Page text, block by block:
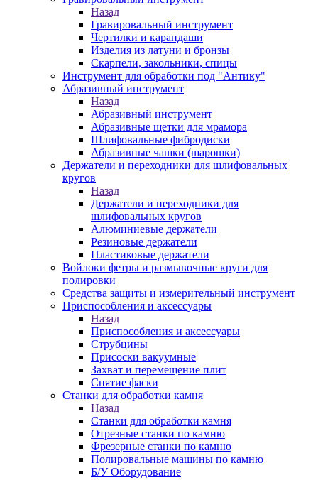
Назад
Гравировальный инструмент
Чертилки и карандаши
Изделия из латуни и бронзы
Скарпели, закольники, спицы
Инструмент для обработки под "Антику"
Абразивный инструмент
Назад
Абразивный инструмент
Абразивные щетки для мрамора
Шлифовальные фибродиски
Абразивные чашки (шарошки)
Держатели и переходники для шлифовальных
кругов
Назад
Держатели и переходники для
шлифовальных кругов
Алюминиевые держатели
Резиновые держатели
Пластиковые держатели
Войлоки фетры и размывочные круги для
полировки
Средства защиты и измерительный инструмент
Приспособления и аксессуары
Назад
Приспособления и аксессуары
Струбцины
Присоски вакуумные
Захват и перемещение плит
Снятие фаски
Станки для обработки камня
Назад
Станки для обработки камня
Отрезные станки по камню
Фрезерные станки по камню
Полировальные машины по камню
Б/У Оборудование